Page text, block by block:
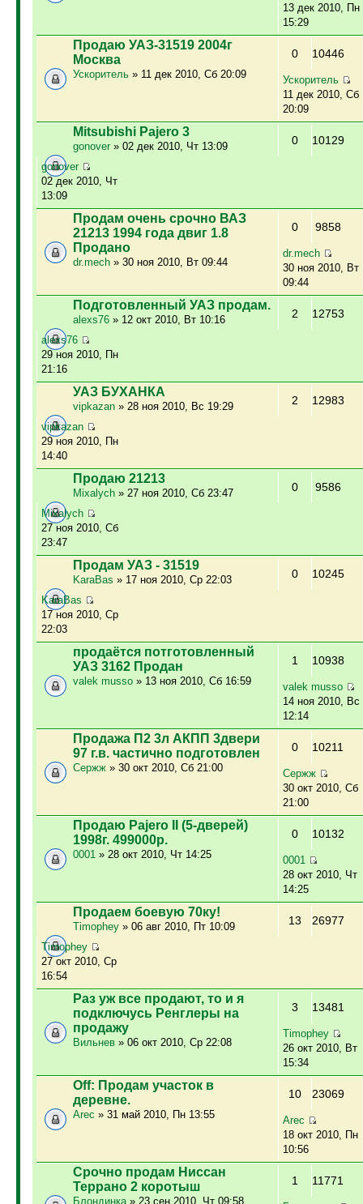
13 дек 2010, Пн
15:29
Продаю УАЗ-31519 2004г
Москва
Ускоритель» 11 дек 2010, Сб 20:09
0 10446
Ускоритель
11 дек 2010, Сб
20:09
Mitsubishi Pajero 3
gonover» 02 дек 2010, Чт 13:09 0 10129
gonover
02 дек 2010, Чт
13:09
Продам очень срочно ВАЗ
21213 1994 года двиг 1.8
Продано
dr.mech» 30 ноя 2010, Вт 09:44
0 9858
dr.mech
30 ноя 2010, Вт
09:44
Подготовленный УАЗ продам.
alexs76» 12 окт 2010, Вт 10:16 2 12753
alexs76
29 ноя 2010, Пн
21:16
УАЗ БУХАНКА
vipkazan» 28 ноя 2010, Вс 19:29 2 12983
vipkazan
29 ноя 2010, Пн
14:40
Продаю 21213
Mixalych» 27 ноя 2010, Сб 23:47 0 9586
Mixalych
27 ноя 2010, Сб
23:47
Продам УАЗ - 31519
KaraBas » 17 ноя 2010, Ср 22:03 0 10245
KaraBas
17 ноя 2010, Ср
22:03
продаётся потготовленный
УАЗ 3162 Продан
valek musso» 13 ноя 2010, Сб 16:59
1 10938
valek musso
14 ноя 2010, Вс
12:14
Продажа П2 3л АКПП 3двери
97 г.в. частично подготовлен
Сержж» 30 окт 2010, Сб 21:00
0 10211
Сержж
30 окт 2010, Сб
21:00
Продаю Pajero II (5-дверей)
1998г. 499000р.
0001» 28 окт 2010, Чт 14:25
0 10132
0001
28 окт 2010, Чт
14:25
Продаем боевую 70ку!
Timophey» 06 авг 2010, Пт 10:09 13 26977
Timophey
27 окт 2010, Ср
16:54
Раз уж все продают, то и я
подключусь Ренглеры на
продажу
Вильнев» 06 окт 2010, Ср 22:08
3 13481
Timophey
26 окт 2010, Вт
15:34
Off: Продам участок в
деревне.
Arec » 31 май 2010, Пн 13:55
10 23069
Arec
18 окт 2010, Пн
10:56
Срочно продам Ниссан
Террано 2 коротыш
Блондинка» 23 сен 2010, Чт 09:58
1 11771